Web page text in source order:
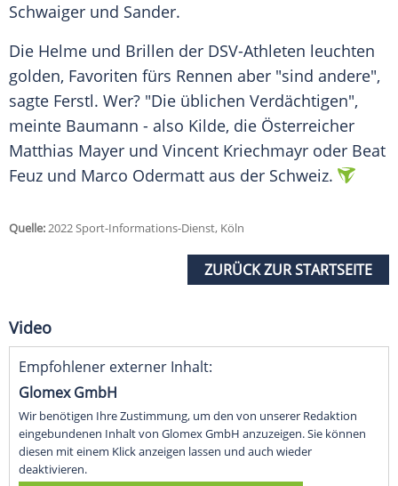
Schwaiger und Sander.
Die Helme und Brillen der DSV-Athleten leuchten
golden, Favoriten fürs Rennen aber "sind andere",
sagte Ferstl. Wer? "Die üblichen Verdächtigen",
meinte Baumann - also Kilde, die Österreicher
Matthias Mayer und Vincent Kriechmayr oder Beat
Feuz und Marco Odermatt aus der Schweiz.
Quelle:2022 Sport-Informations-Dienst, Köln
ZURÜCK ZUR STARTSEITE
Video
Empfohlener externer Inhalt:
Glomex GmbH
Wir benötigen Ihre Zustimmung, um den von unserer Redaktion
eingebundenen Inhalt von Glomex GmbH anzuzeigen. Sie können
diesen mit einem Klick anzeigen lassen und auch wieder
deaktivieren.